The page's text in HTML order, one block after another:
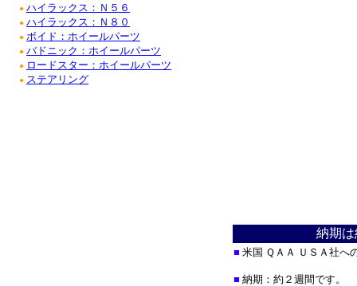
納期
■ 米国 ＱＡＡ ＵＳＡ社へ
■ 納期：約２週間です。
● ハイラックス：Ｎ５６
● ハイラックス：Ｎ８０
● ボイド：ホイールパーツ
● バドニック：ホイールパーツ
● ロードスター：ホイールパーツ
● ステアリング